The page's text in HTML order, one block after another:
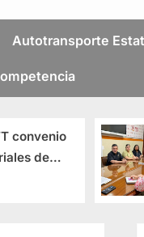
Autotransporte
Brindan
laborales a
la reinserción
Noticias